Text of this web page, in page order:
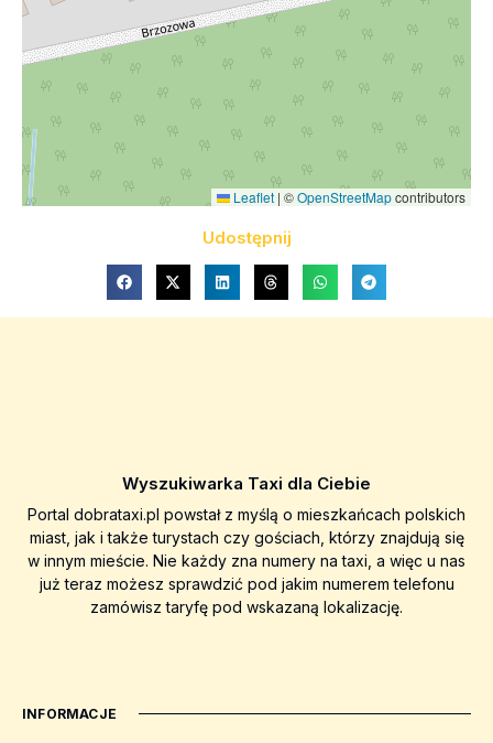
Leaflet | ©OpenStreetMapcontributors
Udostępnij
Wyszukiwarka Taxi dla Ciebie
Portal dobrataxi.pl powstał z myślą o mieszkańcach polskich
miast, jak i także turystach czy gościach, którzy znajdują się
w innym mieście. Nie każdy zna numery na taxi, a więc u nas
już teraz możesz sprawdzić pod jakim numerem telefonu
zamówisz taryfę pod wskazaną lokalizację.
INFORMACJE